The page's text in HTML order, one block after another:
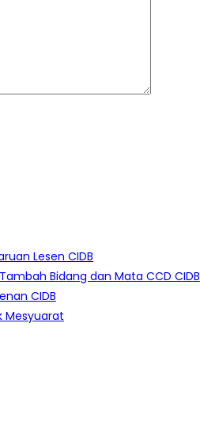
Lesen CIDB
Bidang dan Mata CCD CIDB
CIDB
Mesyuarat